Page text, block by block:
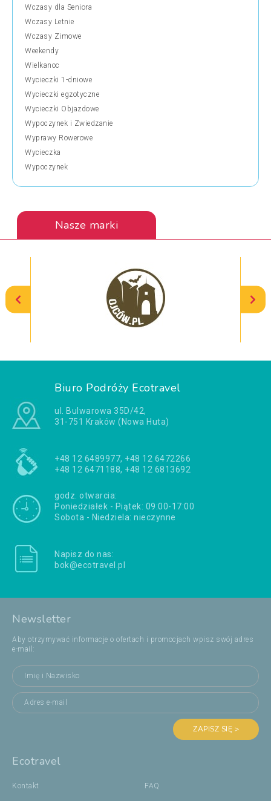
Wczasy dla Seniora
Wczasy Letnie
Wczasy Zimowe
Weekendy
Wielkanoc
Wycieczki 1-dniowe
Wycieczki egzotyczne
Wycieczki Objazdowe
Wypoczynek i Zwiedzanie
Wyprawy Rowerowe
Wycieczka
Wypoczynek
Nasze marki
Biuro Podróży Ecotravel
ul. Bulwarowa 35D/42,
31-751 Kraków (Nowa Huta)
+48 12 6489977, +48 12 6472266
+48 12 6471188, +48 12 6813692
godz. otwarcia:
Poniedziałek - Piątek: 09:00-17:00
Sobota - Niedziela: nieczynne
Napisz do nas:
bok@ecotravel.pl
Newsletter
Aby otrzymywać informacje o ofertach i promocjach wpisz swój adres
e-mail:
ZAPISZ SIĘ >
Ecotravel
Kontakt FAQ